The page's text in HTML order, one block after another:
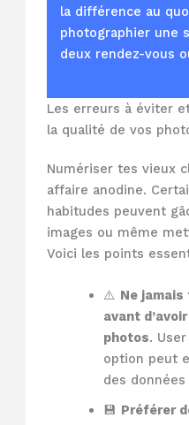
la différence au
photographier une
deux rendez-vous
Les erreurs à éviter
la qualité de vos
Numériser tes vieux
affaire anodine.
habitudes peuvent
images ou même
Voici les points
⚠️ Ne
avant
photos.
option peut
des
💾 Préférer